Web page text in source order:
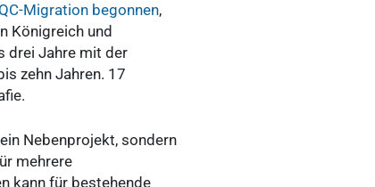
Migration begonnen,
Königreich und
drei Jahre mit der
zehn Jahren. 17
Nebenprojekt, sondern
mehrere
kann für bestehende